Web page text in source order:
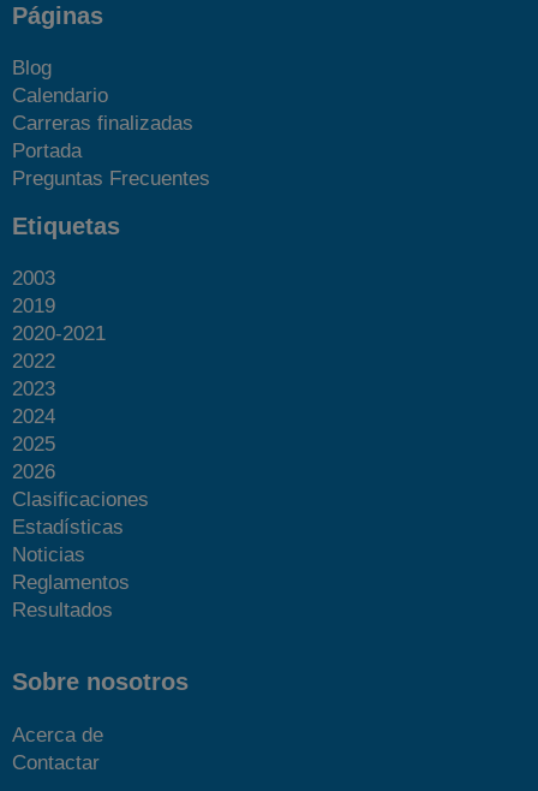
Páginas
Blog
Calendario
Carreras finalizadas
Portada
Preguntas Frecuentes
Etiquetas
2003
2019
2020-2021
2022
2023
2024
2025
2026
Clasificaciones
Estadísticas
Noticias
Reglamentos
Resultados
Sobre nosotros
Acerca de
Contactar